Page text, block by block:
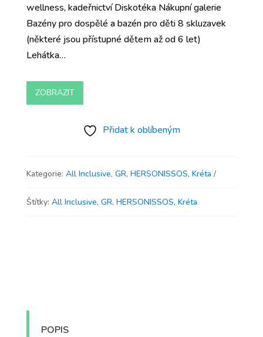
wellness, kadeřnictví Diskotéka Nákupní galerie
Bazény pro dospělé a bazén pro děti 8 skluzavek
(některé jsou přístupné dětem až od 6 let)
Lehátka…
ZOBRAZIT
Přidat k oblíbeným
Kategorie: All Inclusive, GR, HERSONISSOS, Kréta
Štítky: All Inclusive, GR, HERSONISSOS, Kréta
POPIS